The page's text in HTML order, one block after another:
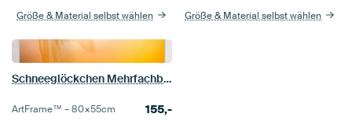
Größe & Material selbst wählen Größe & Material selbst wählen
Schneeglöckchen Mehrfachbelichtung.
ArtFrame™ –80×55cm 155,-